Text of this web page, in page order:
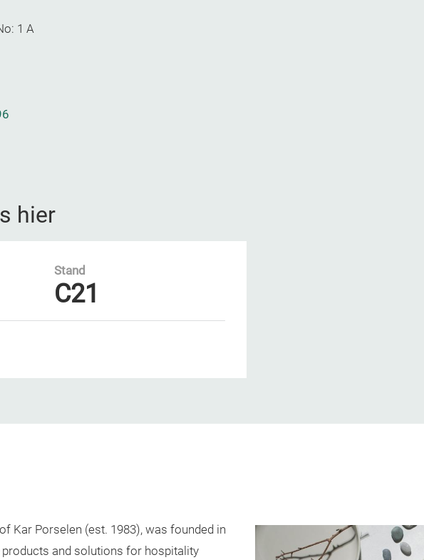
1 A
hier
Stand
C21
Kar Porselen (est. 1983), was founded in
and solutions for hospitality